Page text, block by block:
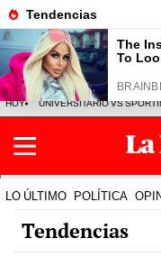
HOY UNIVERSITARIO VS
LO ÚLTIMO POLÍTICA
Tendencias